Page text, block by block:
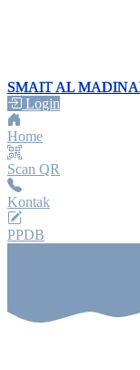
SMAIT AL
Login
Home
Scan QR
Kontak
PPDB